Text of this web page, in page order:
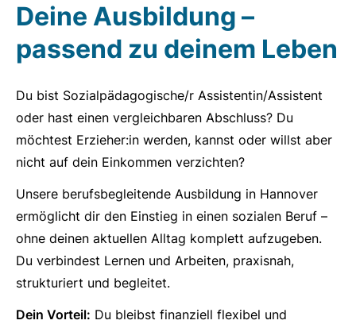
Deine Ausbildung –
passend zu deinem Leben
Du bist Sozialpädagogische/r Assistentin/Assistent
oder hast einen vergleichbaren Abschluss? Du
möchtest Erzieher:in werden, kannst oder willst aber
nicht auf dein Einkommen verzichten?
Unsere berufsbegleitende Ausbildung in Hannover
ermöglicht dir den Einstieg in einen sozialen Beruf –
ohne deinen aktuellen Alltag komplett aufzugeben.
Du verbindest Lernen und Arbeiten, praxisnah,
strukturiert und begleitet.
Dein Vorteil: Du bleibst finanziell flexibel und